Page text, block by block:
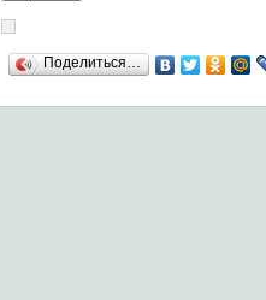
Поделиться…